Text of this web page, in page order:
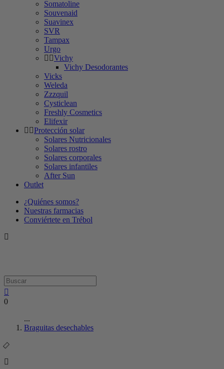
Somatoline
Souvenaid
Suavinex
SVR
Tampax
Urgo
Vichy
Vichy Desodorantes
Vicks
Weleda
Zzzquil
Cysticlean
Freshly Cosmetics
Elifexir
Protección solar
Solares Nutricionales
Solares rostro
Solares corporales
Solares infantiles
After Sun
Outlet
¿Quiénes somos?
Nuestras farmacias
Conviértete en Trébol
0
...
Braguitas desechables